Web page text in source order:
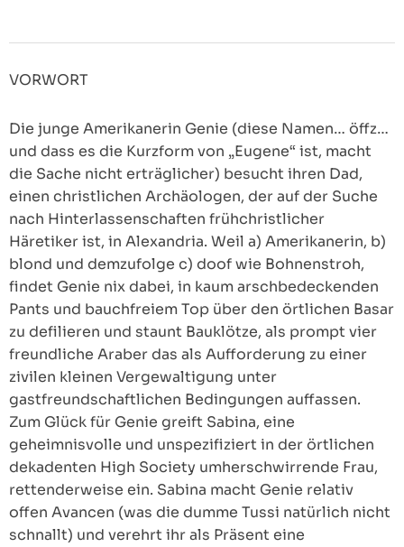
VORWORT
Die junge Amerikanerin Genie (diese Namen… öffz…
und dass es die Kurzform von „Eugene“ ist, macht
die Sache nicht erträglicher) besucht ihren Dad,
einen christlichen Archäologen, der auf der Suche
nach Hinterlassenschaften frühchristlicher
Häretiker ist, in Alexandria. Weil a) Amerikanerin, b)
blond und demzufolge c) doof wie Bohnenstroh,
findet Genie nix dabei, in kaum arschbedeckenden
Pants und bauchfreiem Top über den örtlichen Basar
zu defilieren und staunt Bauklötze, als prompt vier
freundliche Araber das als Aufforderung zu einer
zivilen kleinen Vergewaltigung unter
gastfreundschaftlichen Bedingungen auffassen.
Zum Glück für Genie greift Sabina, eine
geheimnisvolle und unspezifiziert in der örtlichen
dekadenten High Society umherschwirrende Frau,
rettenderweise ein. Sabina macht Genie relativ
offen Avancen (was die dumme Tussi natürlich nicht
schnallt) und verehrt ihr als Präsent eine